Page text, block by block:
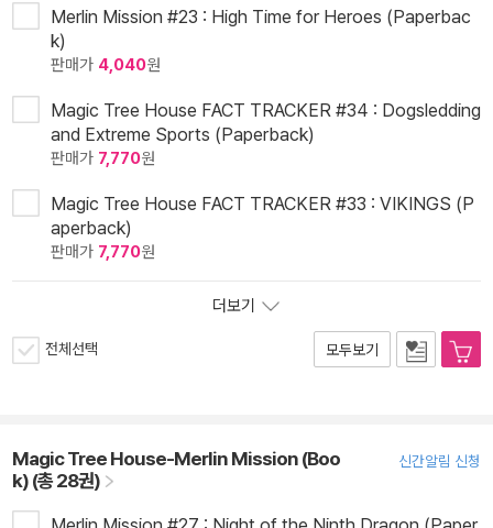
Merlin Mission #23 : High Time for Heroes (Paperbac
k)
판매가 4,040원
Magic Tree House FACT TRACKER #34 : Dogsledding
and Extreme Sports (Paperback)
판매가 7,770원
Magic Tree House FACT TRACKER #33 : VIKINGS (P
aperback)
판매가 7,770원
더보기
전체선택 모두보기
Magic Tree House-Merlin Mission (Boo
k) (총 28권)
신간알림 신청